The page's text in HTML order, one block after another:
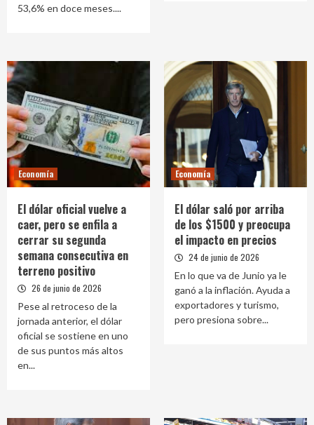
53,6% en doce meses....
Economía
El dólar oficial vuelve a
caer, pero se enfila a
cerrar su segunda
semana consecutiva en
terreno positivo
26 de junio de 2026
Pese al retroceso de la
jornada anterior, el dólar
oficial se sostiene en uno
de sus puntos más altos
en...
Economía
El dólar saló por arriba
de los $1500 y preocupa
el impacto en precios
24 de junio de 2026
En lo que va de Junio ya le
ganó a la inflación. Ayuda a
exportadores y turismo,
pero presiona sobre...